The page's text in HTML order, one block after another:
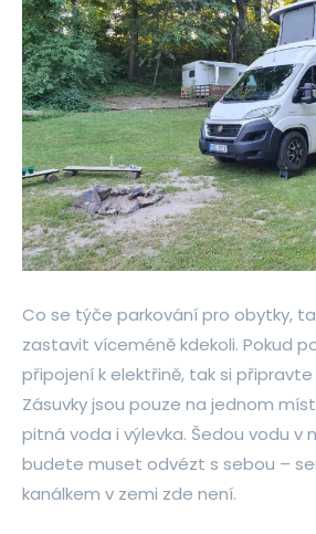
Co se týče parkování pro obytky,
zastavit víceméně kdekoli. Pokud
připojení k elektřině, tak si připravte
Zásuvky jsou pouze na jednom
pitná voda i výlevka. Šedou vodu v
budete muset odvézt s sebou –
kanálkem v zemi zde není.